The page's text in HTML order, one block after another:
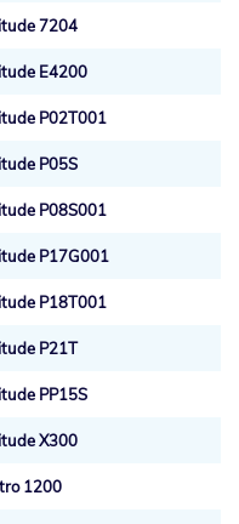
7204
E4200
P02T001
P05S
P08S001
P17G001
P18T001
P21T
PP15S
X300
1200